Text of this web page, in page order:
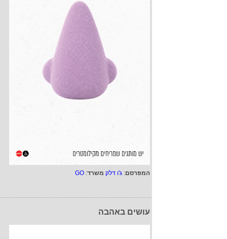
המפרסם: ג'ו דלק משרד:
GO
עושים באהבה